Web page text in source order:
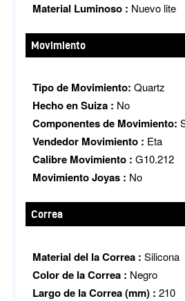
Material Luminoso : Nuevo lite
Movimiento
Tipo de Movimiento:Quartz
Hecho en Suiza : No
Componentes de Movimiento:
Vendedor Movimiento : Eta
Calibre Movimiento :G10.212
Movimiento Joyas : No
Correa
Material del la Correa :Silicona
Color de la Correa : Negro
Largo de la Correa (mm) :210